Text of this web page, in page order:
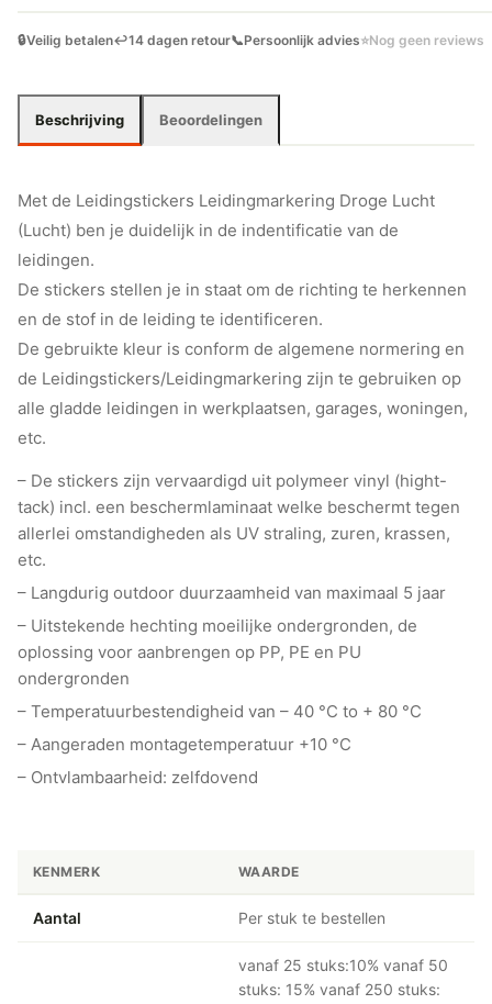
🔒Veilig betalen↩️14 dagen retour📞Persoonlijk advies⭐Nog geen reviews
Beschrijving Beoordelingen
Met de Leidingstickers Leidingmarkering Droge Lucht
(Lucht) ben je duidelijk in de indentificatie van de
leidingen.
De stickers stellen je in staat om de richting te herkennen
en de stof in de leiding te identificeren.
De gebruikte kleur is conform de algemene normering en
de Leidingstickers/Leidingmarkering zijn te gebruiken op
alle gladde leidingen in werkplaatsen, garages, woningen,
etc.
– De stickers zijn vervaardigd uit polymeer vinyl (hight-
tack) incl. een beschermlaminaat welke beschermt tegen
allerlei omstandigheden als UV straling, zuren, krassen,
etc.
– Langdurig outdoor duurzaamheid van maximaal 5 jaar
– Uitstekende hechting moeilijke ondergronden, de
oplossing voor aanbrengen op PP, PE en PU
ondergronden
– Temperatuurbestendigheid van – 40 °C to + 80 °C
– Aangeraden montagetemperatuur +10 °C
– Ontvlambaarheid: zelfdovend
KENMERK WAARDE
Aantal Per stuk te bestellen
vanaf 25 stuks:10% vanaf 50
stuks: 15% vanaf 250 stuks: